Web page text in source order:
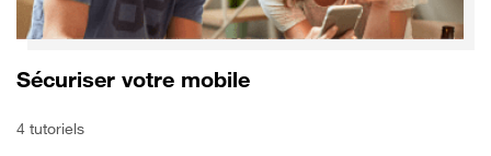
Sécuriser votre mobile
4 tutoriels